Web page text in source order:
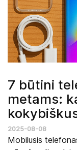
7 būtini
metams:
2025-08-08
Mobilusis